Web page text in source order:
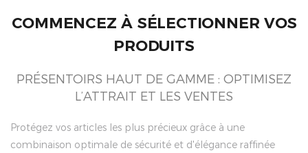
COMMENCEZ À SÉLECTIONNER VOS
PRODUITS
PRÉSENTOIRS HAUT DE GAMME : OPTIMISEZ
L’ATTRAIT ET LES VENTES
Protégez vos articles les plus précieux grâce à une
combinaison optimale de sécurité et d'élégance raffinée